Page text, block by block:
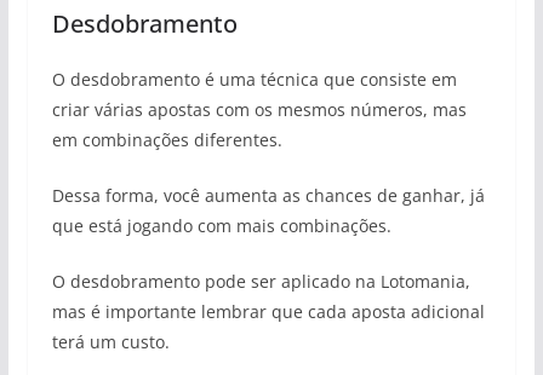
Desdobramento
O desdobramento é uma técnica que consiste em
criar várias apostas com os mesmos números, mas
em combinações diferentes.
Dessa forma, você aumenta as chances de ganhar, já
que está jogando com mais combinações.
O desdobramento pode ser aplicado na Lotomania,
mas é importante lembrar que cada aposta adicional
terá um custo.